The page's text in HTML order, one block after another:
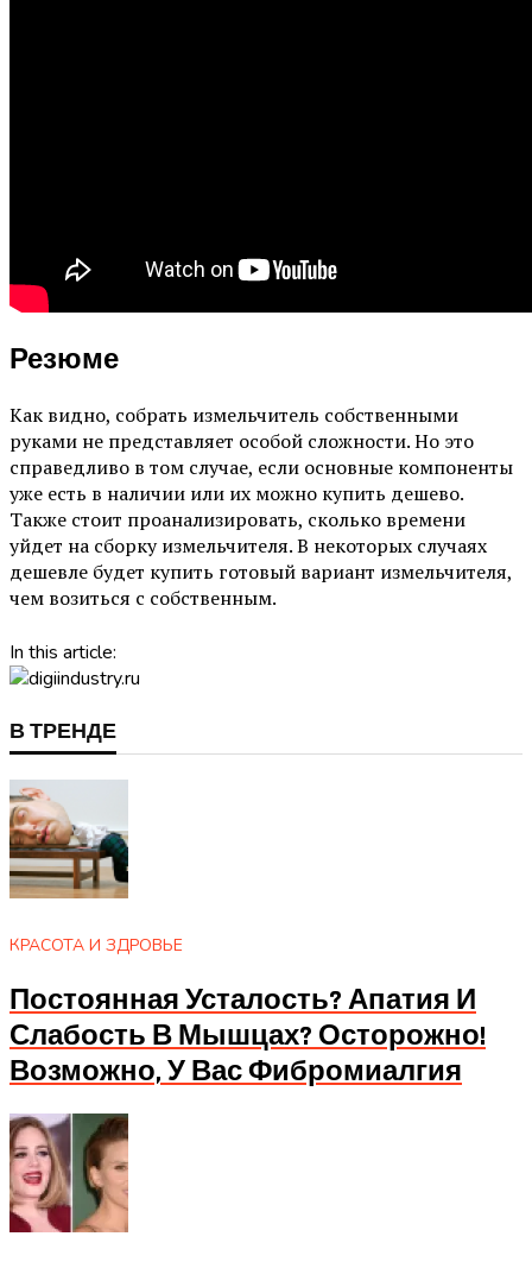
Резюме
Как видно, собрать измельчитель собственными
руками не представляет особой сложности. Но это
справедливо в том случае, если основные компоненты
уже есть в наличии или их можно купить дешево.
Также стоит проанализировать, сколько времени
уйдет на сборку измельчителя. В некоторых случаях
дешевле будет купить готовый вариант измельчителя,
чем возиться с собственным.
In this article:
В ТРЕНДЕ
КРАСОТА И ЗДРОВЬЕ
Постоянная Усталость? Апатия И
Слабость В Мышцах? Осторожно!
Возможно, У Вас Фибромиалгия